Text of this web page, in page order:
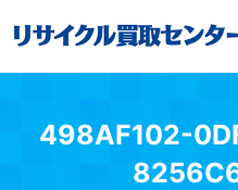
498AF102-